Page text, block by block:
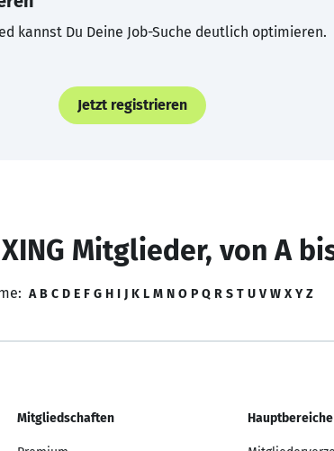
kannst Du Deine Job-Suche deutlich optimieren.
Jetzt registrieren
Mitglieder, von A
A B C D E F G H I J K L M N O P Q R S T U V W X Y Z
Mitgliedschaften Hauptbereiche